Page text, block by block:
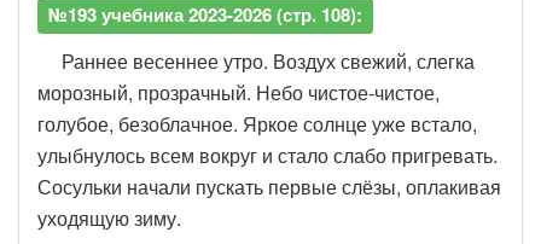
№193 учебника 2023-2026 (стр. 108):
Раннее весеннее утро. Воздух свежий, слегка
морозный, прозрачный. Небо чистое-чистое,
голубое, безоблачное. Яркое солнце уже встало,
улыбнулось всем вокруг и стало слабо пригревать.
Сосульки начали пускать первые слёзы, оплакивая
уходящую зиму.